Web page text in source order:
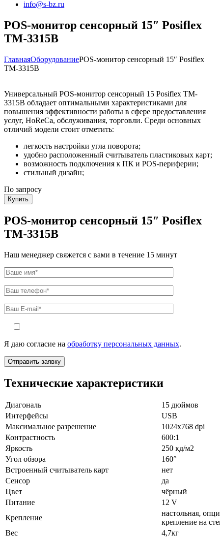
info@s-bz.ru
POS-монитор сенсорный 15″ Posiflex
TM-3315B
ГлавнаяОборудованиеPOS-монитор сенсорный 15″ Posiflex
TM-3315B
Универсальный POS-монитор сенсорный 15 Posiflex TM-
3315B обладает оптимальными характеристиками для
повышения эффективности работы в сфере предоставления
услуг, HoReCa, обслуживания, торговли. Среди основных
отличий модели стоит отметить:
легкость настройки угла поворота;
удобно расположенный считыватель пластиковых карт;
возможность подключения к ПК и POS-периферии;
стильный дизайн;
По запросу
Купить
POS-монитор сенсорный 15″ Posiflex
TM-3315B
Наш менеджер свяжется с вами в течение 15 минут
Я даю согласие на обработку персональных данных.
Технические характеристики
Диагональ
15 дюймов
Интерфейсы
USB
Максимальное разрешение
1024х768 dpi
Контрастность
600:1
Яркость
250 кд/м2
Угол обзора
160°
Встроенный считыватель карт
нет
Сенсор
да
Цвет
чёрный
Питание
12 V
Крепление
настольная,
крепление на
Вес
4,7кг